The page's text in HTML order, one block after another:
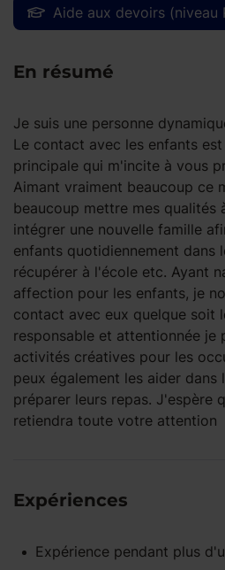
Aide aux devoirs (niveau
En résumé
Je suis une personne
Le contact avec les enfants
principale qui m'incite à vous
Aimant vraiment beaucoup ce
beaucoup mettre mes qualités
intégrer une nouvelle famille
enfants quotidiennement dans
récupérer à l'école etc. Ayant
affection pour les enfants, je
contact avec eux quelque soit
responsable et attentionnée je
activités créatives pour les
peux également les aider dans
préparer leurs repas. J'espère
retiendra toute votre attention
Expériences
Expérience pendant plus